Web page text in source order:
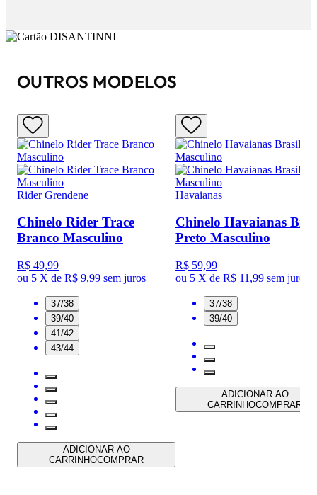
OUTROS MODELOS
Rider Grendene
Chinelo Rider Trace
Branco Masculino
R$ 49,99
ou 5 X de R$ 9,99 sem juros
37/38
39/40
41/42
43/44
ADICIONAR AO
CARRINHOCOMPRAR
Havaianas
Chinelo Havaianas
Preto Masculino
R$ 59,99
ou 5 X de R$ 11,99 sem juros
37/38
39/40
ADICIONAR AO
CARRINHOCOMPRAR